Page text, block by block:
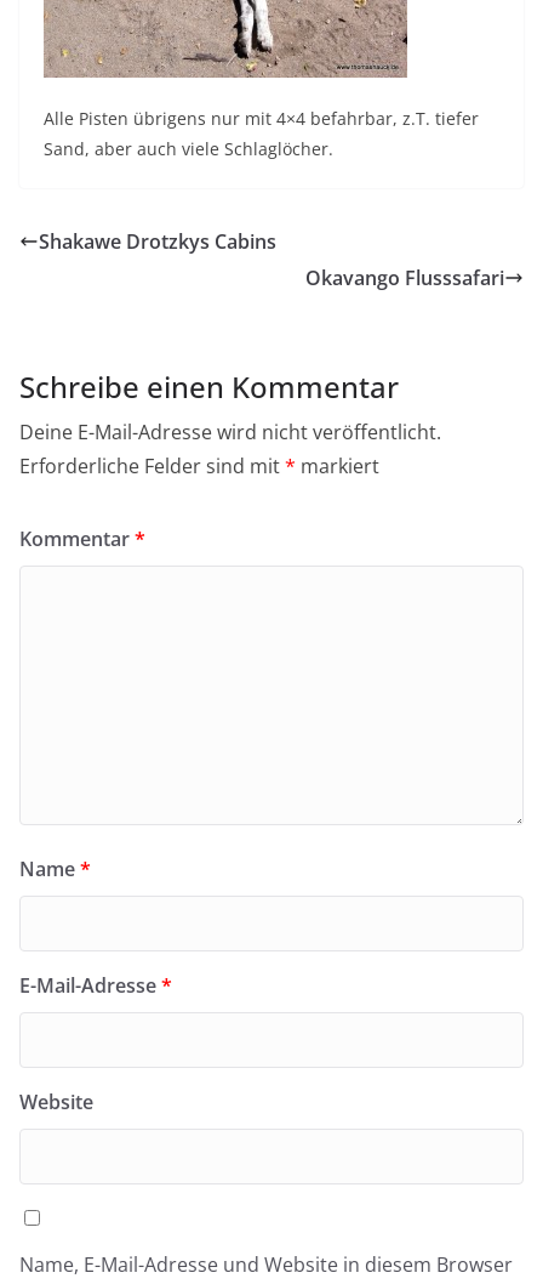
Alle Pisten übrigens nur mit 4×4 befahrbar, z.T. tiefer
Sand, aber auch viele Schlaglöcher.
Shakawe Drotzkys Cabins
Okavango Flusssafari
Schreibe einen Kommentar
Deine E-Mail-Adresse wird nicht veröffentlicht.
Erforderliche Felder sind mit* markiert
Kommentar*
Name*
E-Mail-Adresse*
Website
Name, E-Mail-Adresse und Website in diesem Browser